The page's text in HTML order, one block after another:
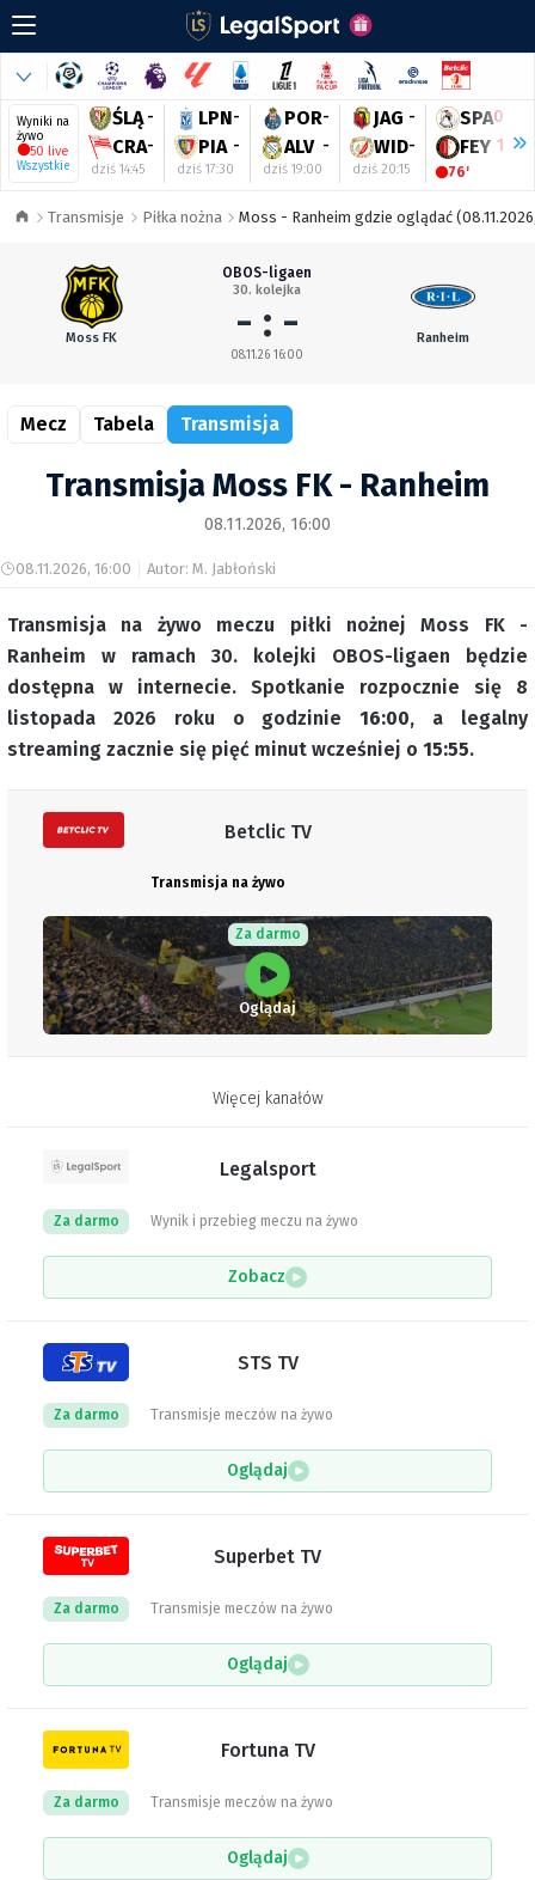
Wyniki na
żywo
50 live
Wszystkie
ŚLĄ -
CRA-
dziś 14:45
LPN-
PIA -
dziś 17:30
POR-
ALV -
dziś 19:00
JAG -
WID-
dziś 20:15
SPA0
FEY 1
76'
Transmisje Piłka nożna Moss - Ranheim gdzie oglądać
Moss FK
OBOS-ligaen
30. kolejka
- : -
08.11.26 16:00
Ranheim
Mecz Tabela Transmisja
Transmisja Moss FK - Ranheim
08.11.2026, 16:00
08.11.2026, 16:00 Autor: M. Jabłoński
Transmisja na żywo meczu piłki nożnej Moss FK -
Ranheim w ramach 30. kolejki OBOS-ligaen będzie
dostępna w internecie. Spotkanie rozpocznie się 8
listopada 2026 roku o godzinie16:00, a legalny
streaming zacznie się pięć minut wcześniej o 15:55.
Betclic TV
Transmisja na żywo
Za darmo
Oglądaj
Więcej kanałów
Legalsport
Wynik i przebieg meczu na żywo
Za darmo
Zobacz
STS TV
Transmisje meczów na żywo
Za darmo
Oglądaj
Superbet TV
Transmisje meczów na żywo
Za darmo
Oglądaj
Fortuna TV
Transmisje meczów na żywo
Za darmo
Oglądaj